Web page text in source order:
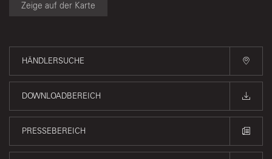
Zeige auf der Karte
HÄNDLERSUCHE
DOWNLOADBEREICH
PRESSEBEREICH